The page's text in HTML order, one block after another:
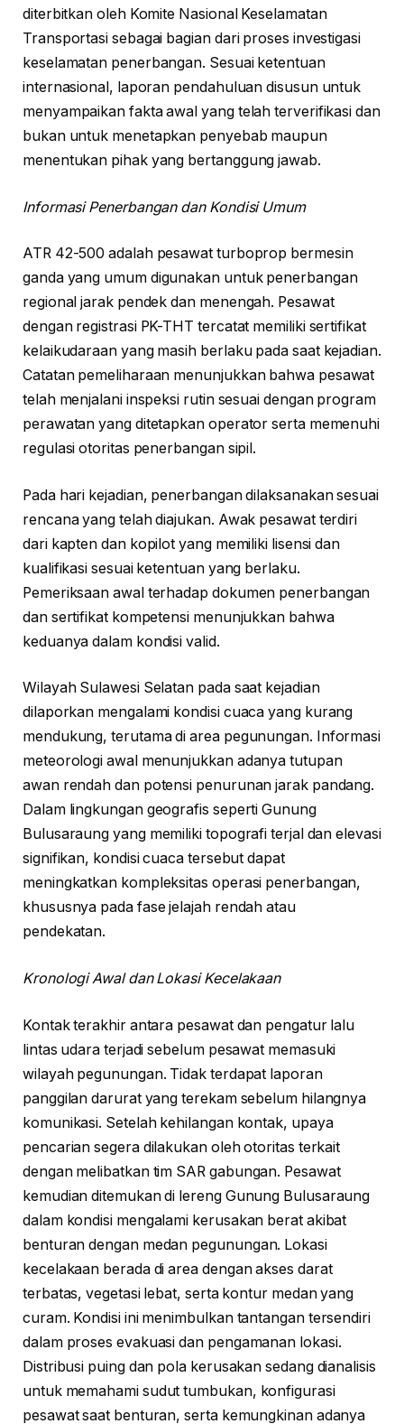
diterbitkan oleh Komite Nasional Keselamatan
Transportasi sebagai bagian dari proses investigasi
keselamatan penerbangan. Sesuai ketentuan
internasional, laporan pendahuluan disusun untuk
menyampaikan fakta awal yang telah terverifikasi dan
bukan untuk menetapkan penyebab maupun
menentukan pihak yang bertanggung jawab.
Informasi Penerbangan dan Kondisi Umum
ATR 42-500 adalah pesawat turboprop bermesin
ganda yang umum digunakan untuk penerbangan
regional jarak pendek dan menengah. Pesawat
dengan registrasi PK-THT tercatat memiliki sertifikat
kelaikudaraan yang masih berlaku pada saat kejadian.
Catatan pemeliharaan menunjukkan bahwa pesawat
telah menjalani inspeksi rutin sesuai dengan program
perawatan yang ditetapkan operator serta memenuhi
regulasi otoritas penerbangan sipil.
Pada hari kejadian, penerbangan dilaksanakan sesuai
rencana yang telah diajukan. Awak pesawat terdiri
dari kapten dan kopilot yang memiliki lisensi dan
kualifikasi sesuai ketentuan yang berlaku.
Pemeriksaan awal terhadap dokumen penerbangan
dan sertifikat kompetensi menunjukkan bahwa
keduanya dalam kondisi valid.
Wilayah Sulawesi Selatan pada saat kejadian
dilaporkan mengalami kondisi cuaca yang kurang
mendukung, terutama di area pegunungan. Informasi
meteorologi awal menunjukkan adanya tutupan
awan rendah dan potensi penurunan jarak pandang.
Dalam lingkungan geografis seperti Gunung
Bulusaraung yang memiliki topografi terjal dan elevasi
signifikan, kondisi cuaca tersebut dapat
meningkatkan kompleksitas operasi penerbangan,
khususnya pada fase jelajah rendah atau
pendekatan.
Kronologi Awal dan Lokasi Kecelakaan
Kontak terakhir antara pesawat dan pengatur lalu
lintas udara terjadi sebelum pesawat memasuki
wilayah pegunungan. Tidak terdapat laporan
panggilan darurat yang terekam sebelum hilangnya
komunikasi. Setelah kehilangan kontak, upaya
pencarian segera dilakukan oleh otoritas terkait
dengan melibatkan tim SAR gabungan. Pesawat
kemudian ditemukan di lereng Gunung Bulusaraung
dalam kondisi mengalami kerusakan berat akibat
benturan dengan medan pegunungan. Lokasi
kecelakaan berada di area dengan akses darat
terbatas, vegetasi lebat, serta kontur medan yang
curam. Kondisi ini menimbulkan tantangan tersendiri
dalam proses evakuasi dan pengamanan lokasi.
Distribusi puing dan pola kerusakan sedang dianalisis
untuk memahami sudut tumbukan, konfigurasi
pesawat saat benturan, serta kemungkinan adanya